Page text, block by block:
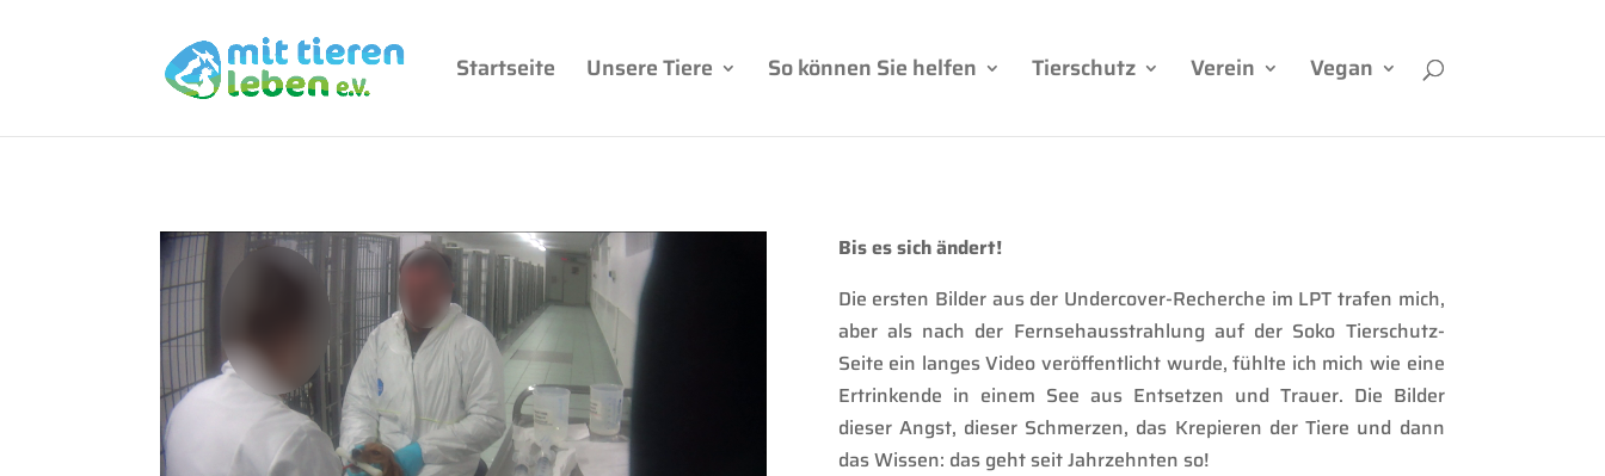
Startseite Unsere Tiere So können Sie helfen Tierschutz Verein Vegan
Bis es sich ändert!
Die ersten Bilder aus der Undercover-Recherche im LPT trafen mich,
aber als nach der Fernsehausstrahlung auf der Soko Tierschutz-
Seite ein langes Video veröffentlicht wurde, fühlte ich mich wie eine
Ertrinkende in einem See aus Entsetzen und Trauer. Die Bilder
dieser Angst, dieser Schmerzen, das Krepieren der Tiere und dann
das Wissen: das geht seit Jahrzehnten so!